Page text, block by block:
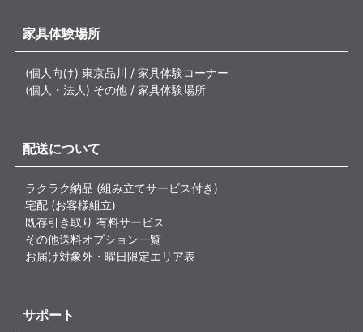
家具体験場所
(個人向け) 東京品川 / 家具体験コーナー
(個人・法人) その他 / 家具体験場所
配送について
ラクラク納品 (組み立てサービス付き)
宅配 (お客様組立)
既存引き取り 有料サービス
その他送料オプション一覧
お届け対象外・曜日限定エリア表
サポート